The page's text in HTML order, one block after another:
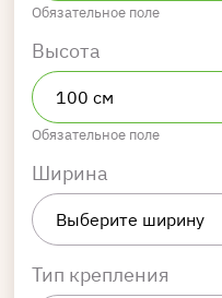
Обязательное поле
Высота
Обязательное поле
Ширина
Тип крепления